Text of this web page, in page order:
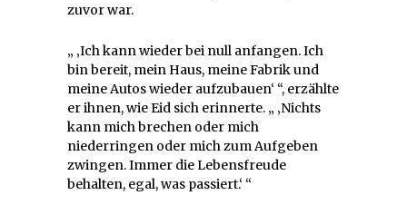
zuvor war.
„ ‚Ich kann wieder bei null anfangen. Ich
bin bereit, mein Haus, meine Fabrik und
meine Autos wieder aufzubauen‘ “, erzählte
er ihnen, wie Eid sich erinnerte. „ ‚Nichts
kann mich brechen oder mich
niederringen oder mich zum Aufgeben
zwingen. Immer die Lebensfreude
behalten, egal, was passiert.‘ “